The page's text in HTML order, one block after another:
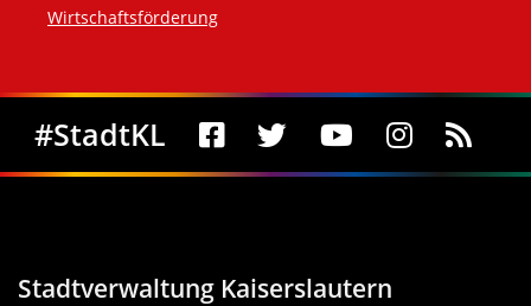
Wirtschaftsförderung
Social Media
#StadtKL
Stadtverwaltung Kaiserslautern